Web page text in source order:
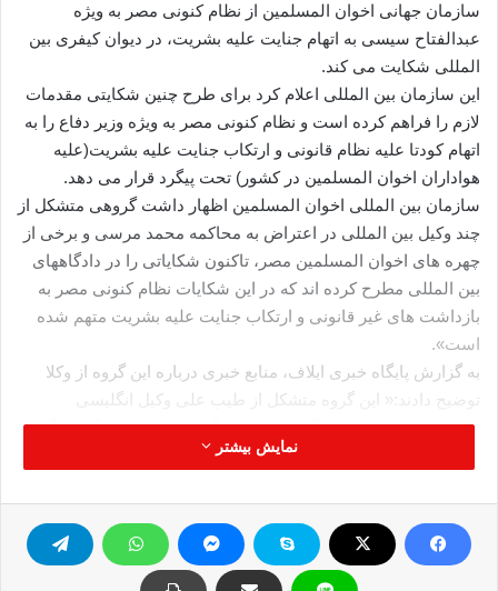
سازمان جهانی اخوان المسلمین از نظام کنونی مصر به ویژه
عبدالفتاح سیسی به اتهام جنایت علیه بشریت، در دیوان کیفری بین
المللی شکایت می کند.
این سازمان بین المللی اعلام کرد برای طرح چنین شکایتی مقدمات
لازم را فراهم کرده است و نظام کنونی مصر به ویژه وزیر دفاع را به
اتهام کودتا علیه نظام قانونی و ارتکاب جنایت علیه بشریت(علیه
هواداران اخوان المسلمین در کشور) تحت پیگرد قرار می دهد.
سازمان بین المللی اخوان المسلمین اظهار داشت گروهی متشکل از
چند وکیل بین المللی در اعتراض به محاکمه محمد مرسی و برخی از
چهره های اخوان المسلمین مصر، تاکنون شکایاتی را در دادگاههای
بین المللی مطرح کرده اند که در این شکایات نظام کنونی مصر به
بازداشت های غیر قانونی ‌و ارتکاب جنایت علیه بشریت متهم شده
است».
به گزارش پایگاه خبری ایلاف، منابع خبری درباره این گروه از وکلا
توضیح دادند:« این گروه متشکل از طیب علی وکیل انگلیسی
پاکستانی الاصل،جان دوگارد وکیل اهل آفریقای جنوبی و گزارشگر
سابق حقوق بشر سازمان ملل متحد، کین مک دونالد دادستان کل
بشر هستند که دو وکیل اخر از مشاوران ملکه انگلیس به شمار می
آیند».
منابع وابسته به سازمان بین المللی اخوان المسلمین تصریح کردند:«
نمایش بیشتر